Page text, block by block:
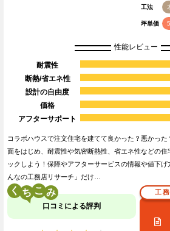
工法
坪単価
性能レビュー
耐震性
断熱/省エネ性
設計の自由度
価格
アフターサポート
コラボハウスで注文住宅を建てて良かった？悪かっ
面をはじめ、耐震性や気密断熱性、省エネ性などの住
ックしよう！保障やアフターサービスの情報や値下
んなの工務店リサーチ」だけ…
く こ
口コミによる評判
工